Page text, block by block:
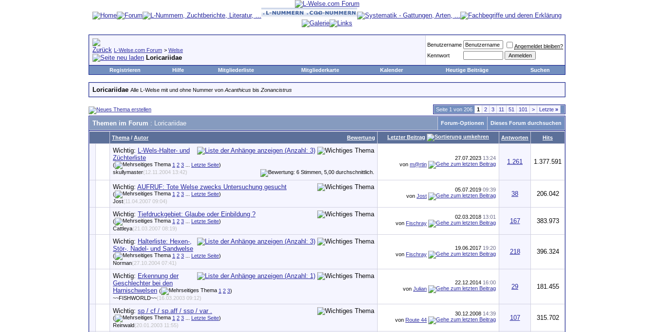
L-Welse.com Forum > Welse
Loricariidae
Benutzername
Angemeldet bleiben?
Kennwort
Registrieren Hilfe Mitgliederliste Mitgliederkarte Kalender Heutige Beiträge Suchen
Loricariidae Alle L-Welse mit und ohne Nummer von Acanthicus bis Zonancistrus
Seite 1 von 206 1 2 3 11 51 101 > Letzte »
Themen im Forum : Loricariidae Forum-Optionen Dieses Forum durchsuchen
Bewertung
Thema / Autor Letzter Beitrag Antworten Hits
Wichtig: L-Wels-Halter- und
Züchterliste
( 1 2 3 Letzte Seite)
skullymaster(12.11.2004 13:42)
27.07.2023 13:24
von m@rtin 1.261 1.377.591
Wichtig: AUFRUF: Tote Welse zwecks Untersuchung gesucht
( 1 2 3 Letzte Seite)
Jost(11.04.2007 09:04)
05.07.2019 09:39
von Jost 38 206.042
Wichtig: Tiefdruckgebiet: Glaube oder Einbildung ?
( 1 2 3 Letzte Seite)
Cattleya(21.03.2007 08:19)
02.03.2018 13:01
von Fischray 167 383.973
Wichtig: Halterliste: Hexen-,
Stör-, Nadel- und Sandwelse
( 1 2 3 Letzte Seite)
Norman(27.10.2004 07:41)
19.06.2017 19:20
von Fischray 218 396.324
Wichtig: Erkennung der
Geschlechter bei den
Harnischwelsen ( 1 2 3)
~~FISHWORLD~~(16.03.2003 09:12)
22.12.2014 16:00
von Julian 29 181.455
Wichtig: sp / cf / sp.aff / ssp / var .
( 1 2 3 Letzte Seite)
Reinwald(20.01.2003 11:55)
30.12.2008 14:39
von Route 44 107 315.702